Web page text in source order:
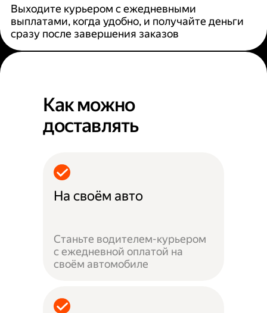
Выходите курьером с ежедневными
выплатами, когда удобно, и получайте деньги
сразу после завершения заказов
Как можно
доставлять
На своём авто
Станьте водителем-курьером
с ежедневной оплатой на
своём автомобиле